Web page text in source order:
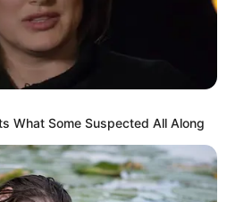
Calle
What Some Suspected All Along